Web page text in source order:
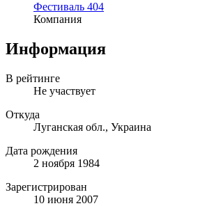
Фестиваль 404
Компания
Информация
В рейтинге
Не участвует
Откуда
Луганская обл., Украина
Дата рождения
2 ноября 1984
Зарегистрирован
10 июня 2007